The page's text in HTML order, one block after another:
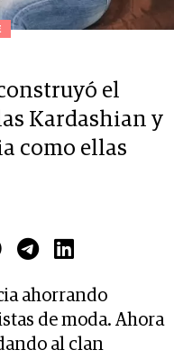
el
Kardashian y
como ellas
ahorrando
de moda. Ahora
al clan